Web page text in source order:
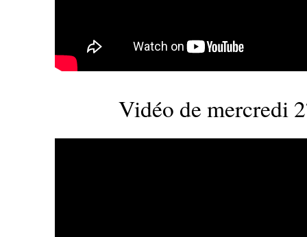
Vidéo de mercredi